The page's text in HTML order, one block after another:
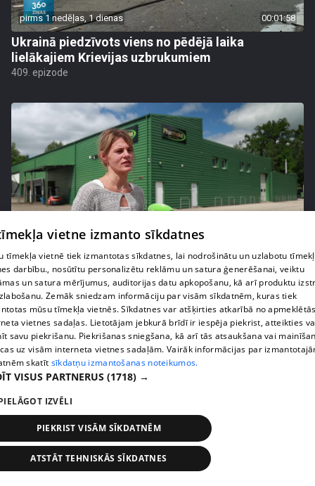
pirms 1 nedēļas, 1 dienas 00:01:58
Ukrainā piedzīvots viens no pēdējā laika
lielākajiem Krievijas uzbrukumiem
409. epizode
pirms 1 nedēļas, 1 dienas 00:05:05
Melleņu zelta drudzis: kas nosaka iepirkuma
cenu?
409. epizode
vietne izmanto sīkdatnes
tīmekļa vietnē tiek izmantotas sīkdatnes, lai nodrošinātu un uzlabotu
darbību., nosūtītu personalizētu reklāmu un satura ģenerēšanai, veiktu
un satura mērījumus, auditorijas datu apkopošanu, kā arī produktu
Zemāk sniedzam informāciju par visām sīkdatnēm, kuras tiek
mūsu tīmekļa vietnēs. Sīkdatnes var atšķirties atkarībā no
vietnes sadaļas. Lietotājam jebkurā brīdī ir iespēja piekrist, atteikties
savu piekrišanu. Piekrišanas sniegšana, kā arī tās atsaukšana vai
uz visām interneta vietnes sadaļām. Vairāk informācijas par
skatīt sīkdatņu izmantošanas noteikumos.
VISUS PARTNERUS (1718) →
IZVĒLI
PIEKRIST VISĀM SĪKDATNĒM
ATSTĀT TEHNISKĀS SĪKDATNES